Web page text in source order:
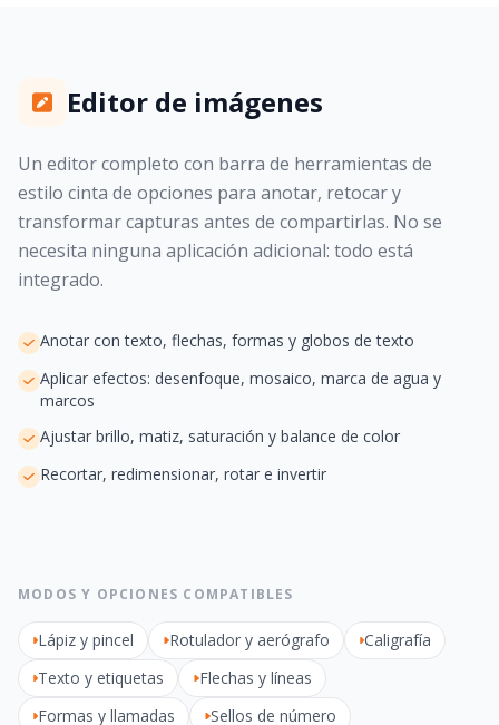
Editor de imágenes
Un editor completo con barra de herramientas de
estilo cinta de opciones para anotar, retocar y
transformar capturas antes de compartirlas. No se
necesita ninguna aplicación adicional: todo está
integrado.
Anotar con texto, flechas, formas y globos de texto
Aplicar efectos: desenfoque, mosaico, marca de agua y
marcos
Ajustar brillo, matiz, saturación y balance de color
Recortar, redimensionar, rotar e invertir
MODOS Y OPCIONES COMPATIBLES
Lápiz y pincel Rotulador y aerógrafo
Caligrafía
Texto y etiquetas
Flechas y líneas
Formas y llamadas
Sellos de número